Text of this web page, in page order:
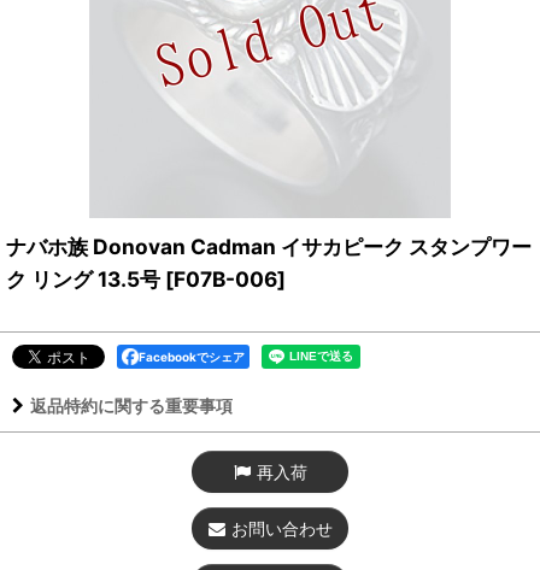
ナバホ族 Donovan Cadman イサカピーク スタンプワー
ク リング 13.5号 [F07B-006]
Facebookでシェア
返品特約に関する重要事項
再入荷
お問い合わせ